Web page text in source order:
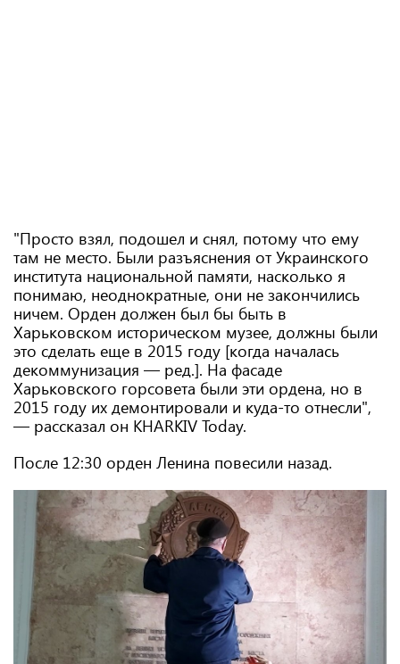
"Просто взял, подошел и снял, потому что ему
там не место. Были разъяснения от Украинского
института национальной памяти, насколько я
понимаю, неоднократные, они не закончились
ничем. Орден должен был бы быть в
Харьковском историческом музее, должны были
это сделать еще в 2015 году [когда началась
декоммунизация — ред.]. На фасаде
Харьковского горсовета были эти ордена, но в
2015 году их демонтировали и куда-то отнесли",
— рассказал он KHARKIV Today.
После 12:30 орден Ленина повесили назад.